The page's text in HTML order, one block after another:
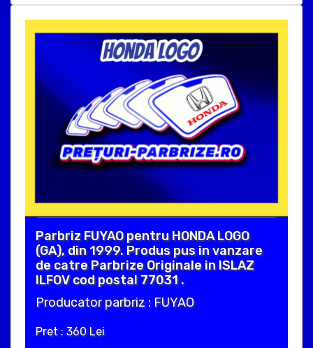
Parbriz FUYAO pentru HONDA LOGO
(GA), din 1999. Produs pus in vanzare
de catre Parbrize Originale in ISLAZ
ILFOV cod postal 77031 .
Producator parbriz : FUYAO
Pret : 360 Lei